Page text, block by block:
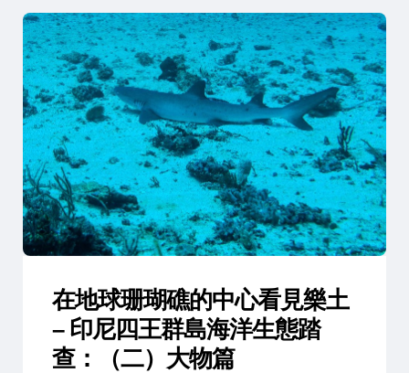
在地球珊瑚礁的中心看見樂土
– 印尼四王群島海洋生態踏
查：（二）大物篇